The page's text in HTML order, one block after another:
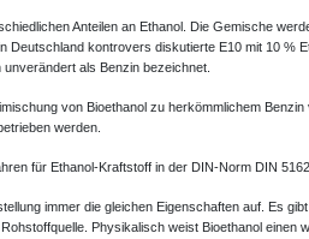
Anteilen an Ethanol. Die Gemische
Deutschland kontrovers diskutierte E10 mit 10 %
als Benzin bezeichnet.
von Bioethanol zu herkömmlichem
werden.
für Ethanol-Kraftstoff in der DIN-Norm DIN
immer die gleichen Eigenschaften auf. Es
Physikalisch weist Bioethanol einen